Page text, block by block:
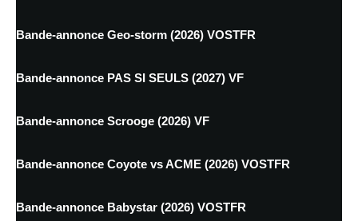
Bande-annonce Geo-storm (2026) VOSTFR
Bande-annonce PAS SI SEULS (2027) VF
Bande-annonce Scrooge (2026) VF
Bande-annonce Coyote vs ACME (2026) VOSTFR
Bande-annonce Babystar (2026) VOSTFR